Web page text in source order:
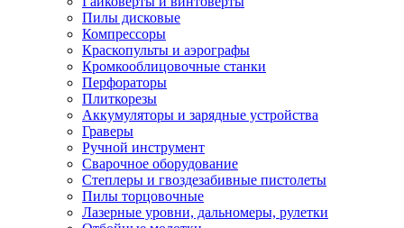
Пилы дисковые
Компрессоры
Краскопульты и аэрографы
Кромкооблицовочные станки
Перфораторы
Плиткорезы
Аккумуляторы и зарядные устройства
Граверы
Ручной инструмент
Сварочное оборудование
Степлеры и гвоздезабивные пистолеты
Пилы торцовочные
Лазерные уровни, дальномеры, рулетки